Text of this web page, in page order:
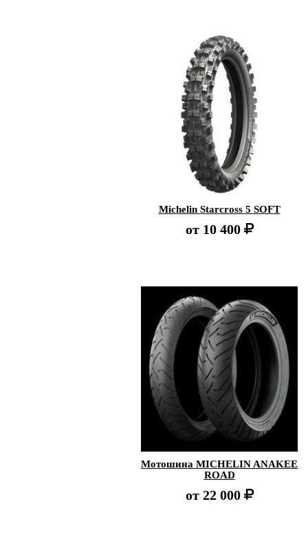
Michelin Starcross 5 SOFT
от 10 400
Мотошина MICHELIN ANAKEE
ROAD
от 22 000